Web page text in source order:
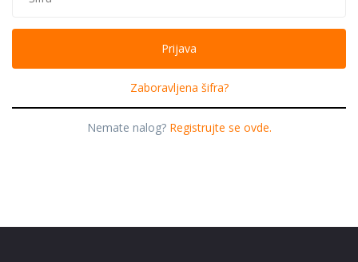
Zaboravljena šifra?
Nemate nalog? Registrujte se ovde.